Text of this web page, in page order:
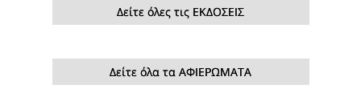
Δείτε όλες τις ΕΚΔΟΣΕΙΣ
Δείτε όλα τα ΑΦΙΕΡΩΜΑΤΑ